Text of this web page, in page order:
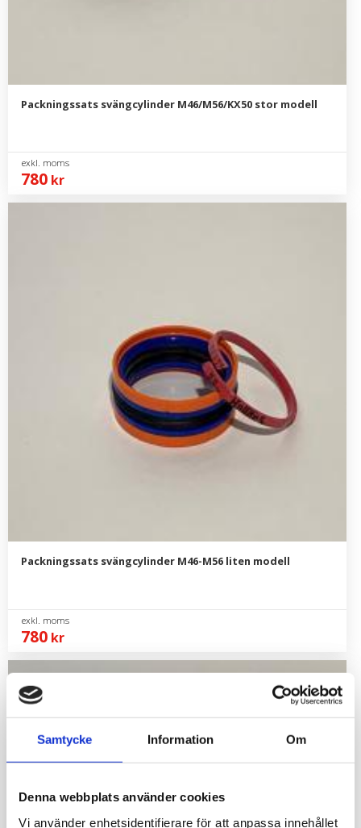
Samtycke Information Om
Denna webbplats använder cookies
Vi använder enhetsidentifierare för att anpassa innehållet
Packningssats svängcylinder M46/M56/KX50 stor modell
780 kr
Packningssats svängcylinder M46-M56 liten modell
780 kr